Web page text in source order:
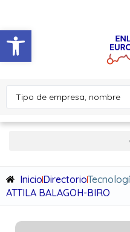
Abrir barra de herramientas
InicioDirectorio
ATTILA BALAGOH-BIRO